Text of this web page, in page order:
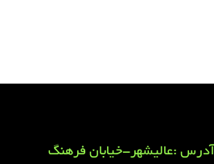
آدرس :عالیشهر-خیابان فرهنگ